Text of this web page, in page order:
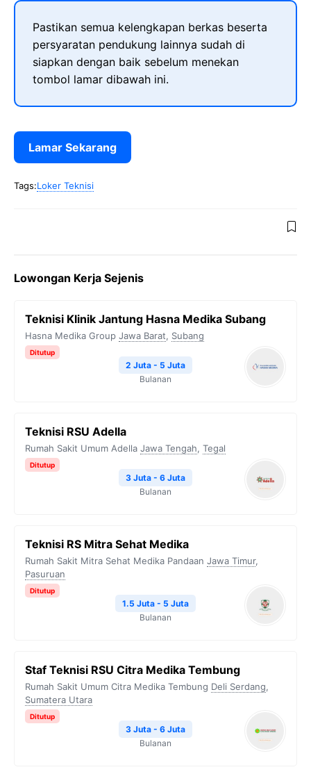
Pastikan semua kelengkapan berkas beserta
persyaratan pendukung lainnya sudah di
siapkan dengan baik sebelum menekan
tombol lamar dibawah ini.
Lamar Sekarang
Tags:Loker Teknisi
Lowongan Kerja Sejenis
Teknisi Klinik Jantung Hasna Medika Subang
Hasna Medika Group Jawa Barat, Subang
Ditutup
2 Juta - 5 Juta
Bulanan
Teknisi RSU Adella
Rumah Sakit Umum Adella Jawa Tengah, Tegal
Ditutup
3 Juta - 6 Juta
Bulanan
Teknisi RS Mitra Sehat Medika
Rumah Sakit Mitra Sehat Medika Pandaan Jawa Timur,
Pasuruan
Ditutup
1.5 Juta - 5 Juta
Bulanan
Staf Teknisi RSU Citra Medika Tembung
Rumah Sakit Umum Citra Medika Tembung Deli Serdang,
Sumatera Utara
Ditutup
3 Juta - 6 Juta
Bulanan